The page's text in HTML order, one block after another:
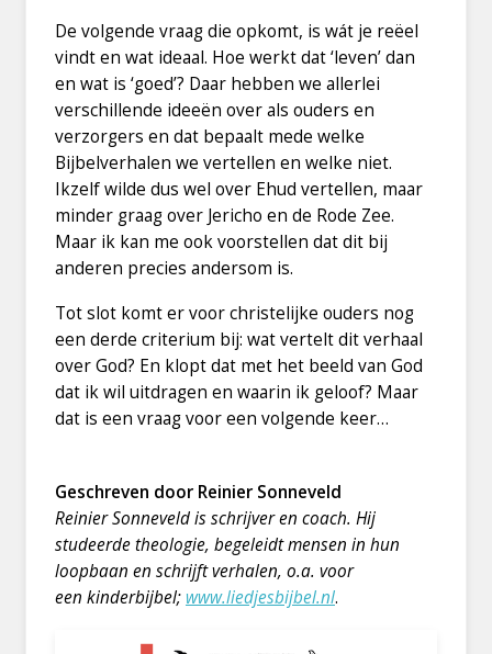
De volgende vraag die opkomt, is wát je reëel
vindt en wat ideaal. Hoe werkt dat ‘leven’ dan
en wat is ‘goed’? Daar hebben we allerlei
verschillende ideeën over als ouders en
verzorgers en dat bepaalt mede welke
Bijbelverhalen we vertellen en welke niet.
Ikzelf wilde dus wel over Ehud vertellen, maar
minder graag over Jericho en de Rode Zee.
Maar ik kan me ook voorstellen dat dit bij
anderen precies andersom is.
Tot slot komt er voor christelijke ouders nog
een derde criterium bij: wat vertelt dit verhaal
over God? En klopt dat met het beeld van God
dat ik wil uitdragen en waarin ik geloof? Maar
dat is een vraag voor een volgende keer…
Geschreven door Reinier Sonneveld
Reinier Sonneveld is schrijver en coach. Hij
studeerde theologie, begeleidt mensen in hun
loopbaan en schrijft verhalen, o.a. voor
een kinderbijbel; www.liedjesbijbel.nl.